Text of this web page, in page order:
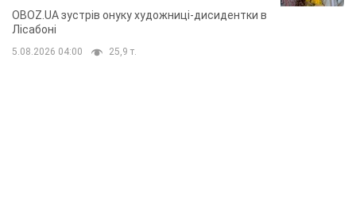
критику Дмитра Стуса та втечу в
Португалію з 5 дітьми
OBOZ.UA зустрів онуку художниці-дисидентки в
Лісабоні
5.08.2026 04:00 25,9 т.